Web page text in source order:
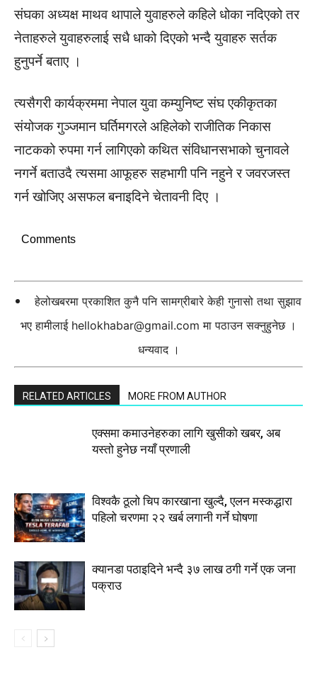
संघका अध्यक्ष माथव थापाले युवाहरुले कहिले धोका नदिएको तर
नेताहरुले युवाहरुलाई सधै धाको दिएको भन्दै युवाहरु सर्तक
हुनुपर्ने बताए ।
त्यसैगरी कार्यक्रममा नेपाल युवा कम्युनिष्ट संघ एकीकृतका
संयोजक गुञ्जमान घर्तिमगरले अहिलेको राजीतिक निकास
नाटकको रुपमा गर्न लागिएको कथित संविधानसभाको चुनावले
नगर्ने बताउदै त्यसमा आफूहरु सहभागी पनि नहुने र जवरजस्त
गर्न खोजिए असफल बनाइदिने चेतावनी दिए ।
Comments
हेलोखबरमा प्रकाशित कुनै पनि सामग्रीबारे केही गुनासो तथा सुझाव
भए हामीलाई hellokhabar@gmail.com मा पठाउन सक्नुहुनेछ ।
धन्यवाद ।
RELATED ARTICLES MORE FROM AUTHOR
एक्समा कमाउनेहरुका लागि खुसीको खबर, अब
यस्तो हुनेछ नयाँ प्रणाली
विश्वकै ठूलो चिप कारखाना खुल्दै, एलन मस्कद्धारा
पहिलो चरणमा २२ खर्ब लगानी गर्ने घोषणा
क्यानडा पठाइदिने भन्दै ३७ लाख ठगी गर्ने एक जना
पक्राउ